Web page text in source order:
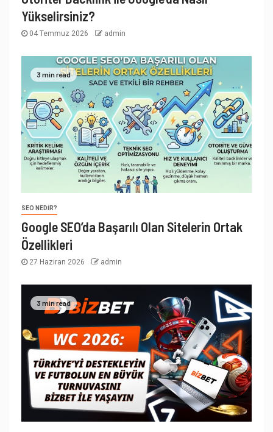
Yükselirsiniz?
04 Temmuz 2026 admin
3 min read
SEO NEDIR?
Google SEO’da Başarılı Olan Sitelerin Ortak
Özellikleri
27 Haziran 2026 admin
3 min read